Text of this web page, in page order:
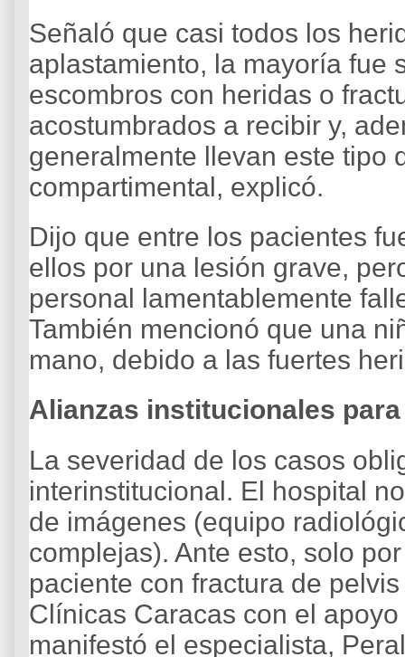
Señaló que casi todos los
aplastamiento, la mayoría fue
escombros con heridas o
acostumbrados a recibir y,
generalmente llevan este tipo
compartimental, explicó.
Dijo que entre los pacientes
ellos por una lesión grave,
personal lamentablemente
También mencionó que una
mano, debido a las fuertes
Alianzas institucionales
La severidad de los casos
interinstitucional. El hospital
de imágenes (equipo
complejas). Ante esto, solo
paciente con fractura de
Clínicas Caracas con el
manifestó el especialista,